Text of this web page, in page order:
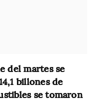
del martes se
billones de
se tomaron